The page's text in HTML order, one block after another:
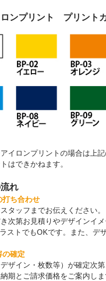
ンプリント プリント
イロンプリントの場合は上
はできかねます。
れ
ち合わせ
タッフまでお伝えください。
次第お見積りやデザインイ
ストでもOKです。また、デ
確定
ザイン・枚数等）が確定次
期とご請求価格をご案内し